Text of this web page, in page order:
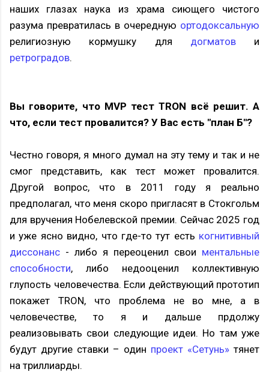
наших глазах наука из храма сиющего чистого
разума превратилась в очередную ортодоксальную
религиозную кормушку для догматови
ретроградов.
Вы говорите, что MVP тест TRON всё решит. А
что, если тест провалится? У Вас есть "план Б"?
Честно говоря, я много думал на эту тему и так и не
смог представить, как тест может провалится.
Другой вопрос, что в 2011 году я реально
предполагал, что меня скоро пригласят в Стокгольм
для вручения Нобелевской премии. Сейчас 2025 год
и уже ясно видно, что где-то тут есть когнитивный
диссонанс - либо я переоценил свои ментальные
способности, либо недооценил коллективную
глупость человечества. Если действующий прототип
покажет TRON, что проблема не во мне, а в
человечестве, то я и дальше прдолжу
реализовывать свои следующие идеи. Но там уже
будут другие ставки – один проект «Сетунь» тянет
на триллиарды.